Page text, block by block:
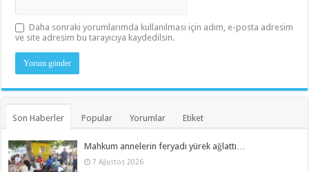
Daha sonraki yorumlarımda kullanılması için adım, e-posta adresim
ve site adresim bu tarayıcıya kaydedilsin.
Son Haberler Popular Yorumlar Etiket
Mahkum annelerin feryadı yürek ağlattı…
7 Ağustos 2026